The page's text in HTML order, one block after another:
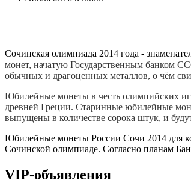
Сочинская олимпиада 2014 года -
монет, начатую Государственным банком
обычных и драгоценных металлов, о чём
Юбилейные монеты в честь олимпийских
древней Греции. Старинные юбилейные
выпущены в количестве сорока штук, и
Юбилейные монеты России Сочи 2014 для
Сочинской олимпиаде. Согласно планам
VIP-объявления